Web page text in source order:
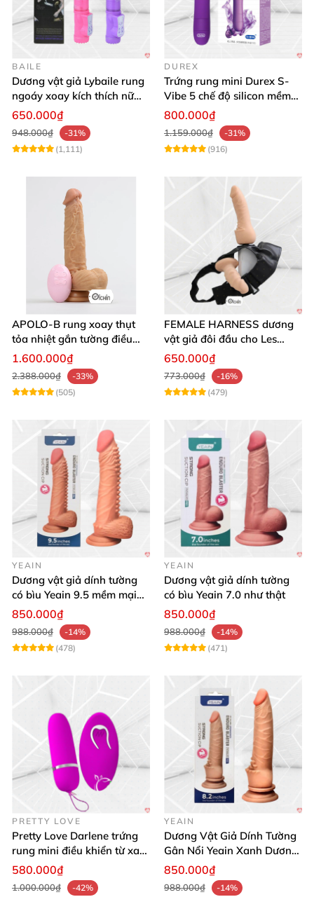
BAILE
Dương vật giả Lybaile rung
ngoáy xoay kích thích nữ
thủ dâm
650.000₫
948.000₫
-31%
(1,111)
DUREX
Trứng rung mini Durex S-
Vibe 5 chế độ silicon mềm
mịn cao cấp
800.000₫
1.159.000₫
-31%
(916)
APOLO-B rung xoay thụt
tỏa nhiệt gắn tường điều
khiển từ xa đa chế độ
1.600.000₫
2.388.000₫
-33%
(505)
FEMALE HARNESS dương
vật giả đôi đầu cho Les
massage cực sướng
650.000₫
773.000₫
-16%
(479)
YEAIN
Dương vật giả dính tường
có bìu Yeain 9.5 mềm mại
thật
850.000₫
988.000₫
-14%
(478)
YEAIN
Dương vật giả dính tường
có bìu Yeain 7.0 như thật
850.000₫
988.000₫
-14%
(471)
PRETTY LOVE
Pretty Love Darlene trứng
rung mini điều khiển từ xa
12 chế độ rung mạnh
580.000₫
1.000.000₫
-42%
YEAIN
Dương Vật Giả Dính Tường
Gân Nổi Yeain Xanh Dương
8.2 Siêu Thật
850.000₫
988.000₫
-14%